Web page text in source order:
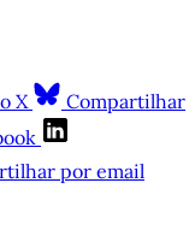
X
Compartilhar
por email